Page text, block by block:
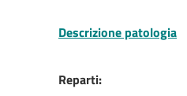
Descrizione patologia
Reparti: